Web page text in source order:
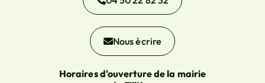
Nous écrire
Horaires d'ouverture de la mairie